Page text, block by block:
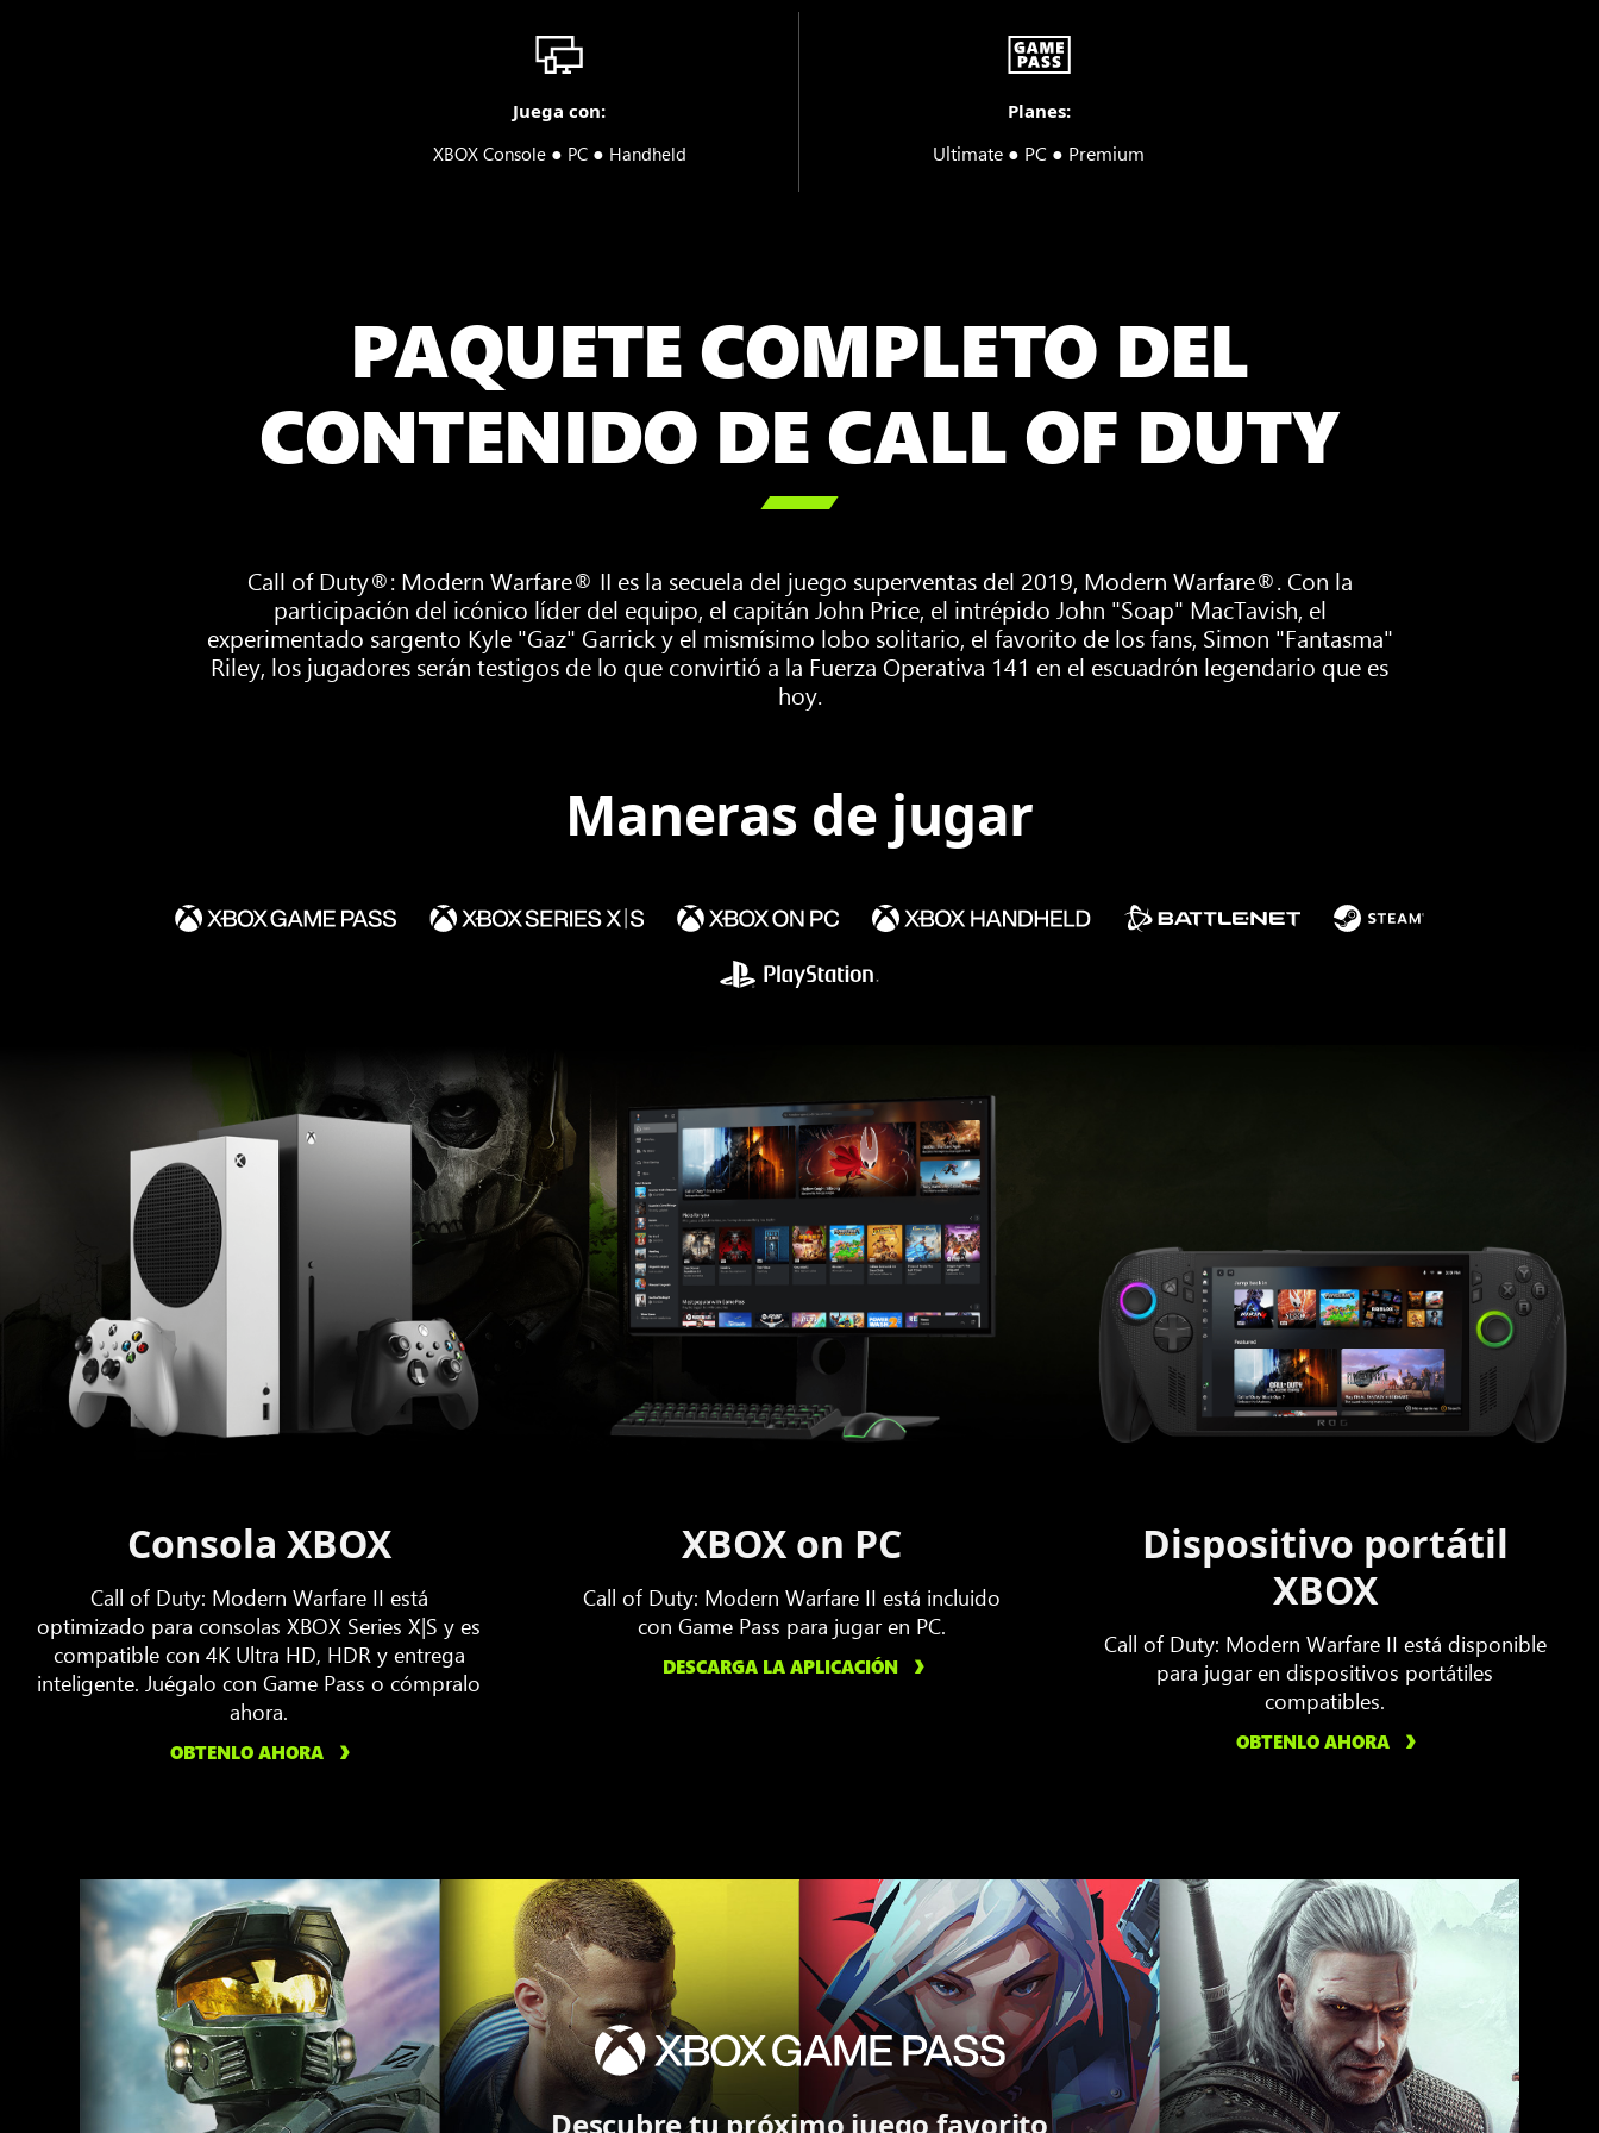
Juega con:
XBOX Console ● PC ● Handheld
Planes:
Ultimate ● PC ● Premium
PAQUETE COMPLETO DEL
CONTENIDO DE CALL OF DUTY

Call of Duty®: Modern Warfare® II es la secuela del juego superventas del 2019, Modern Warfare®. Con la
participación del icónico líder del equipo, el capitán John Price, el intrépido John "Soap" MacTavish, el
experimentado sargento Kyle "Gaz" Garrick y el mismísimo lobo solitario, el favorito de los fans, Simon "Fantasma"
Riley, los jugadores serán testigos de lo que convirtió a la Fuerza Operativa 141 en el escuadrón legendario que es
hoy.
Maneras de jugar
Consola XBOX
Call of Duty: Modern Warfare II está
optimizado para consolas XBOX Series X|S y es
compatible con 4K Ultra HD, HDR y entrega
inteligente. Juégalo con Game Pass o cómpralo
ahora.
OBTENLO AHORA
XBOX on PC
Call of Duty: Modern Warfare II está incluido
con Game Pass para jugar en PC.
DESCARGA LA APLICACIÓN
Dispositivo portátil
XBOX
Call of Duty: Modern Warfare II está disponible
para jugar en dispositivos portátiles
compatibles.
OBTENLO AHORA
Descubre tu próximo juego favorito